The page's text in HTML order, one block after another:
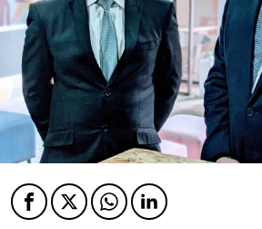
Facebook
TwitterTwitterTwitter